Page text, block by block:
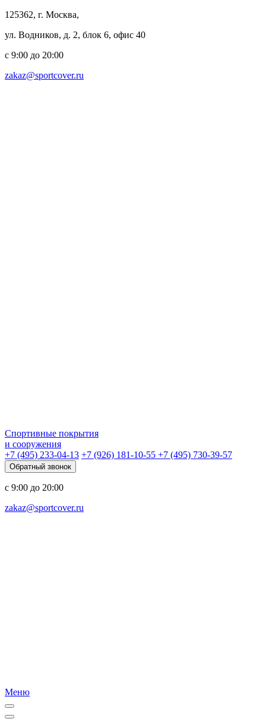
125362, г. Москва,
ул. Водников, д. 2, блок 6, офис 40
с 9:00 до 20:00
zakaz@sportcover.ru
Спортивные покрытия
и сооружения
+7 (495) 233-04-13 +7 (926) 181-10-55 +7 (495) 730-39-57
Обратный звонок
с 9:00 до 20:00
zakaz@sportcover.ru
Меню